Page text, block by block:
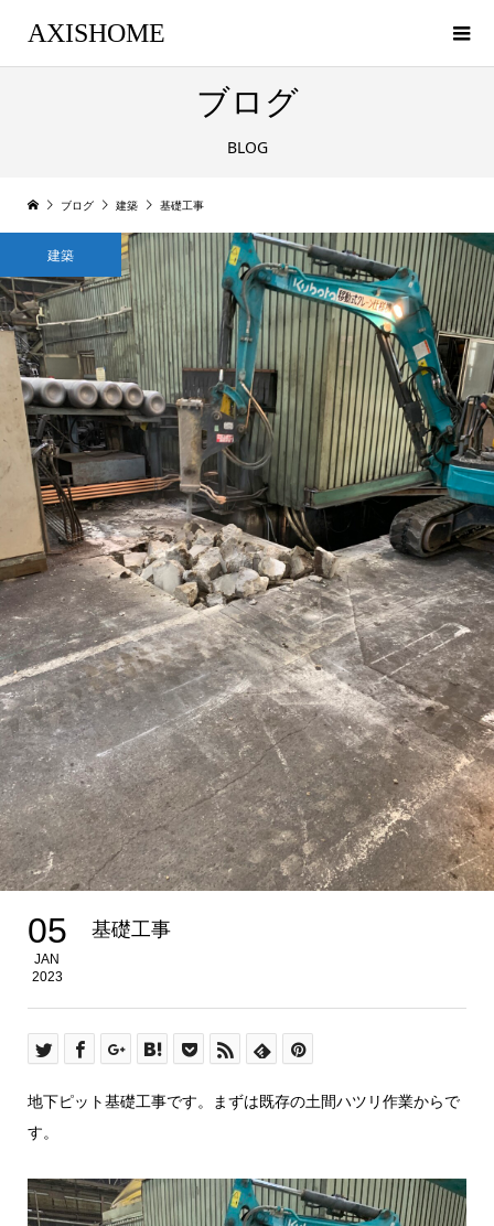
AXISHOME
ブログ
BLOG
ブログ 建築 基礎工事
建築
05
JAN
2023
基礎工事
地下ピット基礎工事です。まずは既存の土間ハツリ作業からで
す。